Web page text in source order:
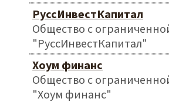
РуссИнвестКапитал
Общество с
"РуссИнвестКапитал"
Хоум финанс
Общество с
"Хоум финанс"